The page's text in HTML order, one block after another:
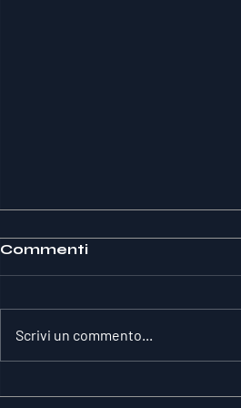
Commenti
Scrivi un commento...